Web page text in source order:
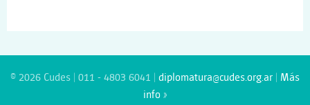
© 2026 Cudes | 011 - 4803 6041 | diplomatura@cudes.org.ar
Más
info »